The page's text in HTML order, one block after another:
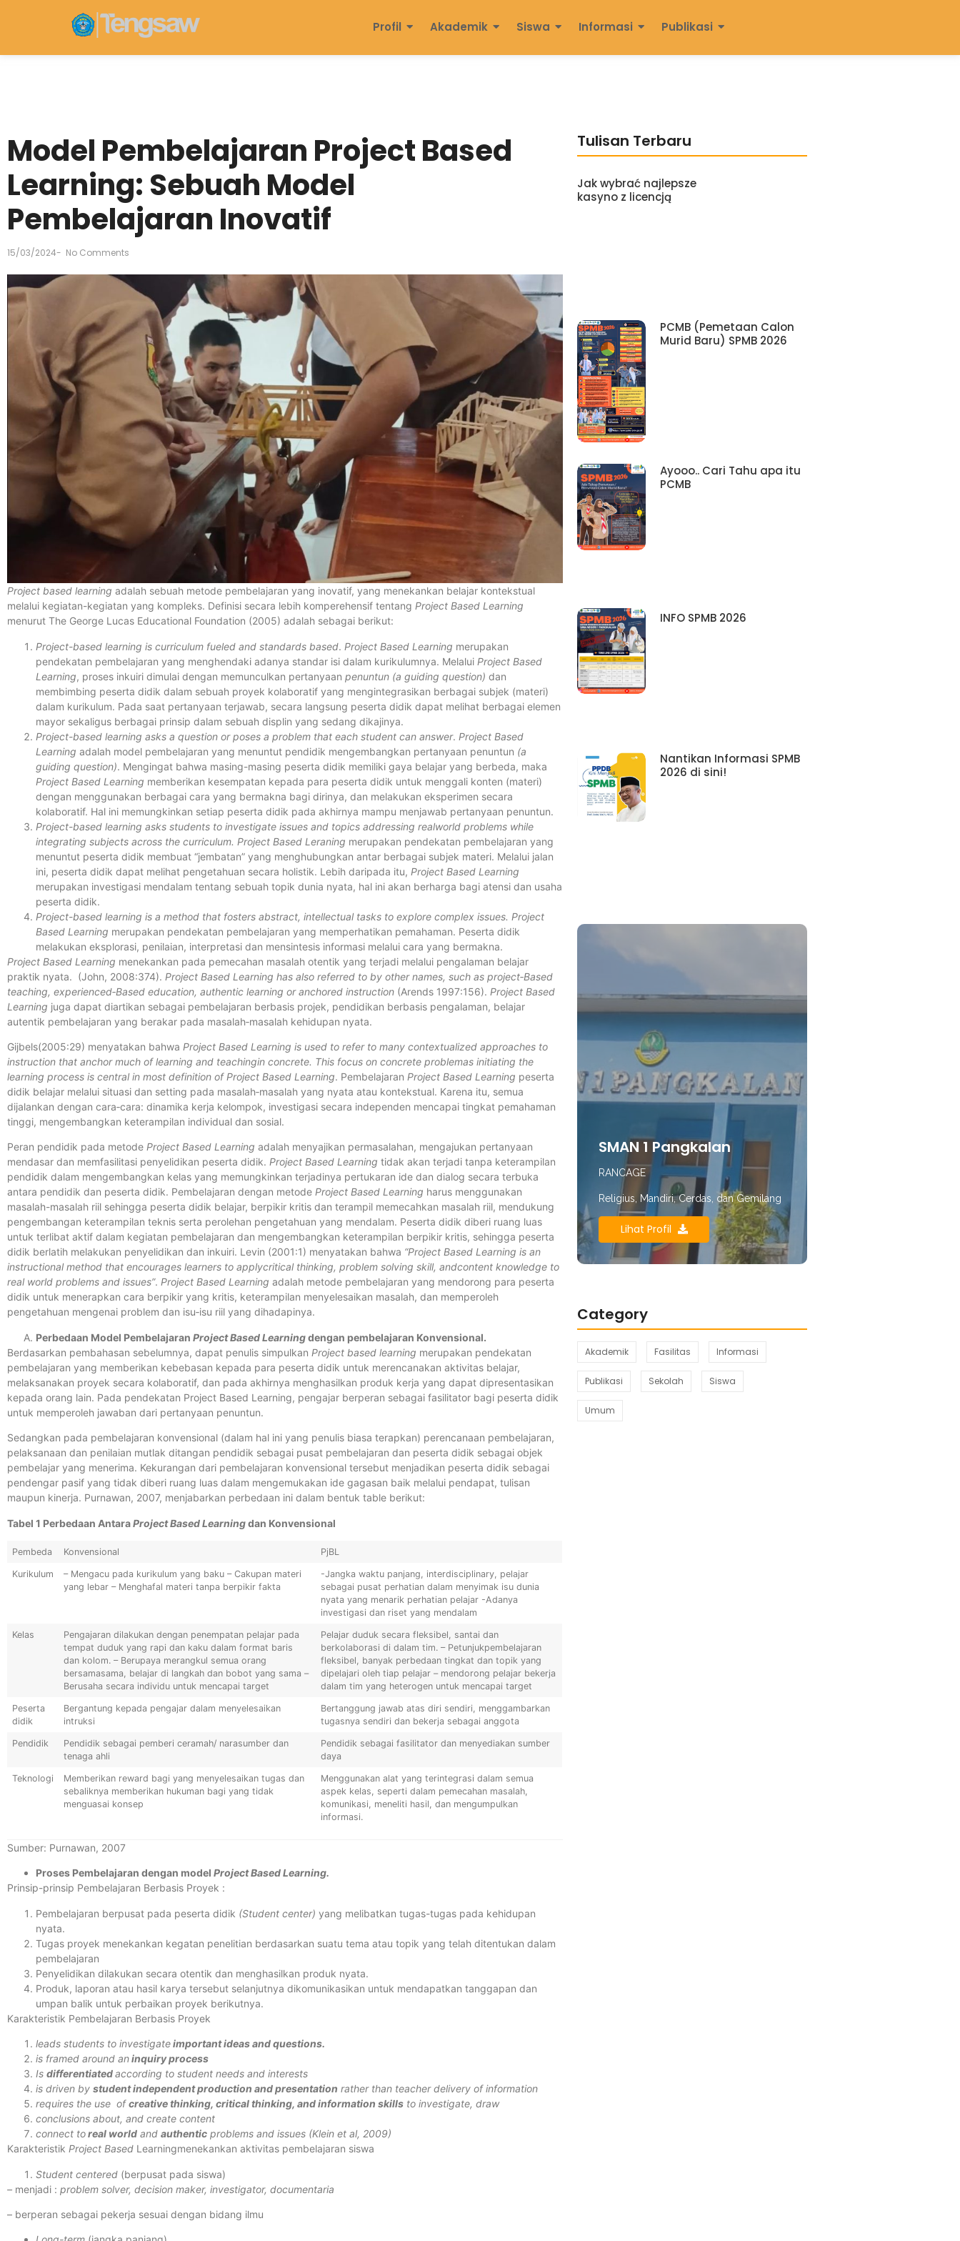
Profil Akademik Siswa Informasi Publikasi
Model Pembelajaran Project Based
Learning: Sebuah Model
Pembelajaran Inovatif
15/03/2024- No Comments
Project based learning adalah sebuah metode pembelajaran yang inovatif, yang menekankan belajar kontekstual
melalui kegiatan-kegiatan yang kompleks. Definisi secara lebih komperehensif tentang Project Based Learning
menurut The George Lucas Educational Foundation (2005) adalah sebagai berikut:
Project-based learning is curriculum fueled and standards based. Project Based Learning merupakan
pendekatan pembelajaran yang menghendaki adanya standar isi dalam kurikulumnya. Melalui Project Based
Learning, proses inkuiri dimulai dengan memunculkan pertanyaan penuntun (a guiding question) dan
membimbing peserta didik dalam sebuah proyek kolaboratif yang mengintegrasikan berbagai subjek (materi)
dalam kurikulum. Pada saat pertanyaan terjawab, secara langsung peserta didik dapat melihat berbagai elemen
mayor sekaligus berbagai prinsip dalam sebuah displin yang sedang dikajinya.
Project-based learning asks a question or poses a problem that each student can answer. Project Based
Learning adalah model pembelajaran yang menuntut pendidik mengembangkan pertanyaan penuntun (a
guiding question). Mengingat bahwa masing-masing peserta didik memiliki gaya belajar yang berbeda, maka
Project Based Learning memberikan kesempatan kepada para peserta didik untuk menggali konten (materi)
dengan menggunakan berbagai cara yang bermakna bagi dirinya, dan melakukan eksperimen secara
kolaboratif. Hal ini memungkinkan setiap peserta didik pada akhirnya mampu menjawab pertanyaan penuntun.
Project-based learning asks students to investigate issues and topics addressing realworld problems while
integrating subjects across the curriculum. Project Based Leraning merupakan pendekatan pembelajaran yang
menuntut peserta didik membuat “jembatan” yang menghubungkan antar berbagai subjek materi. Melalui jalan
ini, peserta didik dapat melihat pengetahuan secara holistik. Lebih daripada itu, Project Based Learning
merupakan investigasi mendalam tentang sebuah topik dunia nyata, hal ini akan berharga bagi atensi dan usaha
peserta didik.
Project-based learning is a method that fosters abstract, intellectual tasks to explore complex issues. Project
Based Learning merupakan pendekatan pembelajaran yang memperhatikan pemahaman. Peserta didik
melakukan eksplorasi, penilaian, interpretasi dan mensintesis informasi melalui cara yang bermakna.
Project Based Learning menekankan pada pemecahan masalah otentik yang terjadi melalui pengalaman belajar
praktik nyata. (John, 2008:374). Project Based Learning has also referred to by other names, such as project‐Based
teaching, experienced‐Based education, authentic learning or anchored instruction (Arends 1997:156). Project Based
Learning juga dapat diartikan sebagai pembelajaran berbasis projek, pendidikan berbasis pengalaman, belajar
autentik pembelajaran yang berakar pada masalah‐masalah kehidupan nyata.
Gijbels(2005:29) menyatakan bahwa Project Based Learning is used to refer to many contextualized approaches to
instruction that anchor much of learning and teachingin concrete. This focus on concrete problemas initiating the
learning process is central in most definition of Project Based Learning. Pembelajaran Project Based Learning peserta
didik belajar melalui situasi dan setting pada masalah‐masalah yang nyata atau kontekstual. Karena itu, semua
dijalankan dengan cara‐cara: dinamika kerja kelompok, investigasi secara independen mencapai tingkat pemahaman
tinggi, mengembangkan keterampilan individual dan sosial.
Peran pendidik pada metode Project Based Learning adalah menyajikan permasalahan, mengajukan pertanyaan
mendasar dan memfasilitasi penyelidikan peserta didik. Project Based Learning tidak akan terjadi tanpa keterampilan
pendidik dalam mengembangkan kelas yang memungkinkan terjadinya pertukaran ide dan dialog secara terbuka
antara pendidik dan peserta didik. Pembelajaran dengan metode Project Based Learning harus menggunakan
masalah-masalah riil sehingga peserta didik belajar, berpikir kritis dan terampil memecahkan masalah riil, mendukung
pengembangan keterampilan teknis serta perolehan pengetahuan yang mendalam. Peserta didik diberi ruang luas
untuk terlibat aktif dalam kegiatan pembelajaran dan mengembangkan keterampilan berpikir kritis, sehingga peserta
didik berlatih melakukan penyelidikan dan inkuiri. Levin (2001:1) menyatakan bahwa “Project Based Learning is an
instructional method that encourages learners to applycritical thinking, problem solving skill, andcontent knowledge to
real world problems and issues”. Project Based Learning adalah metode pembelajaran yang mendorong para peserta
didik untuk menerapkan cara berpikir yang kritis, keterampilan menyelesaikan masalah, dan memperoleh
pengetahuan mengenai problem dan isu‐isu riil yang dihadapinya.
Perbedaan Model Pembelajaran Project Based Learningdengan pembelajaran Konvensional.
Berdasarkan pembahasan sebelumnya, dapat penulis simpulkan Project based learning merupakan pendekatan
pembelajaran yang memberikan kebebasan kepada para peserta didik untuk merencanakan aktivitas belajar,
melaksanakan proyek secara kolaboratif, dan pada akhirnya menghasilkan produk kerja yang dapat dipresentasikan
kepada orang lain. Pada pendekatan Project Based Learning, pengajar berperan sebagai fasilitator bagi peserta didik
untuk memperoleh jawaban dari pertanyaan penuntun.
Sedangkan pada pembelajaran konvensional (dalam hal ini yang penulis biasa terapkan) perencanaan pembelajaran,
pelaksanaan dan penilaian mutlak ditangan pendidik sebagai pusat pembelajaran dan peserta didik sebagai objek
pembelajar yang menerima. Kekurangan dari pembelajaran konvensional tersebut menjadikan peserta didik sebagai
pendengar pasif yang tidak diberi ruang luas dalam mengemukakan ide gagasan baik melalui pendapat, tulisan
maupun kinerja. Purnawan, 2007, menjabarkan perbedaan ini dalam bentuk table berikut:
Tabel 1 Perbedaan AntaraProject Based Learningdan Konvensional
Pembeda Konvensional PjBL
Kurikulum
– Mengacu pada kurikulum yang baku – Cakupan materi
yang lebar – Menghafal materi tanpa berpikir fakta
-Jangka waktu panjang, interdisciplinary, pelajar
sebagai pusat perhatian dalam menyimak isu dunia
nyata yang menarik perhatian pelajar -Adanya
investigasi dan riset yang mendalam
Kelas
Pengajaran dilakukan dengan penempatan pelajar pada
tempat duduk yang rapi dan kaku dalam format baris
dan kolom. – Berupaya merangkul semua orang
bersamasama, belajar di langkah dan bobot yang sama –
Berusaha secara individu untuk mencapai target
Pelajar duduk secara fleksibel, santai dan
berkolaborasi di dalam tim. – Petunjukpembelajaran
fleksibel, banyak perbedaan tingkat dan topik yang
dipelajari oleh tiap pelajar – mendorong pelajar bekerja
dalam tim yang heterogen untuk mencapai target
Peserta
didik
Bergantung kepada pengajar dalam menyelesaikan
intruksi
Bertanggung jawab atas diri sendiri, menggambarkan
tugasnya sendiri dan bekerja sebagai anggota
Pendidik
Pendidik sebagai pemberi ceramah/ narasumber dan
tenaga ahli
Pendidik sebagai fasilitator dan menyediakan sumber
daya
Teknologi
Memberikan reward bagi yang menyelesaikan tugas dan
sebaliknya memberikan hukuman bagi yang tidak
menguasai konsep
Menggunakan alat yang terintegrasi dalam semua
aspek kelas, seperti dalam pemecahan masalah,
komunikasi, meneliti hasil, dan mengumpulkan
informasi.
Sumber: Purnawan, 2007
Proses Pembelajaran dengan model Project Based Learning.
Prinsip-prinsip Pembelajaran Berbasis Proyek :
Pembelajaran berpusat pada peserta didik (Student center) yang melibatkan tugas-tugas pada kehidupan
nyata.
Tugas proyek menekankan kegatan penelitian berdasarkan suatu tema atau topik yang telah ditentukan dalam
pembelajaran
Penyelidikan dilakukan secara otentik dan menghasilkan produk nyata.
Produk, laporan atau hasil karya tersebut selanjutnya dikomunikasikan untuk mendapatkan tanggapan dan
umpan balik untuk perbaikan proyek berikutnya.
Karakteristik Pembelajaran Berbasis Proyek
leads students to investigateimportant ideas and questions.
is framed around aninquiry process
Is differentiatedaccording to student needs and interests
is driven by student independent production and presentation rather than teacher delivery of information
requires the use ofcreative thinking, critical thinking, and information skills to investigate, draw
conclusions about, and create content
connect toreal world and authentic problems and issues (Klein et al, 2009)
Karakteristik Project Based Learningmenekankan aktivitas pembelajaran siswa
Student centered (berpusat pada siswa)
– menjadi : problem solver, decision maker, investigator, documentaria
– berperan sebagai pekerja sesuai dengan bidang ilmu
Tulisan Terbaru
Jak wybrać najlepsze
kasyno z licencją
PCMB (Pemetaan Calon
Murid Baru) SPMB 2026
Ayooo.. Cari Tahu apa itu
PCMB
INFO SPMB 2026
Nantikan Informasi SPMB
2026 di sini!
SMAN 1 Pangkalan
RANCAGE
Religius, Mandiri, Cerdas, dan Gemilang
Lihat Profil
Category
Akademik Fasilitas Informasi
Publikasi Sekolah Siswa
Umum